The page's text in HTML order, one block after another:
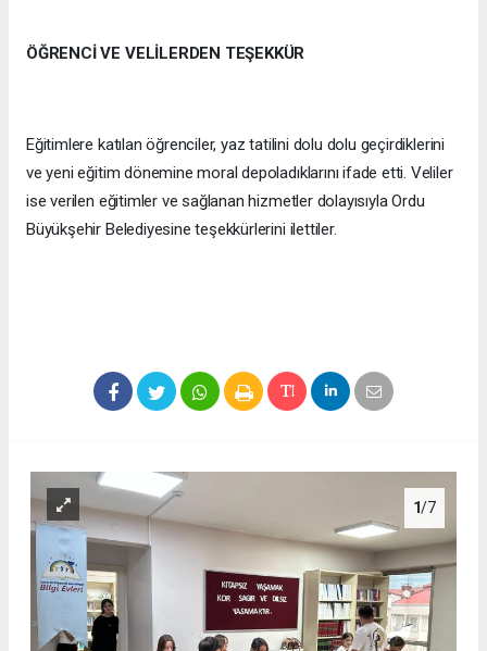
ÖĞRENCİ VE VELİLERDEN TEŞEKKÜR
Eğitimlere katılan öğrenciler, yaz tatilini dolu dolu geçirdiklerini
ve yeni eğitim dönemine moral depoladıklarını ifade etti. Veliler
ise verilen eğitimler ve sağlanan hizmetler dolayısıyla Ordu
Büyükşehir Belediyesine teşekkürlerini ilettiler.
1/7